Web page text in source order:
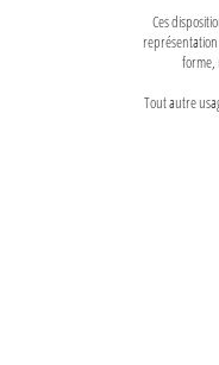
Ces
forme,
Tout autre